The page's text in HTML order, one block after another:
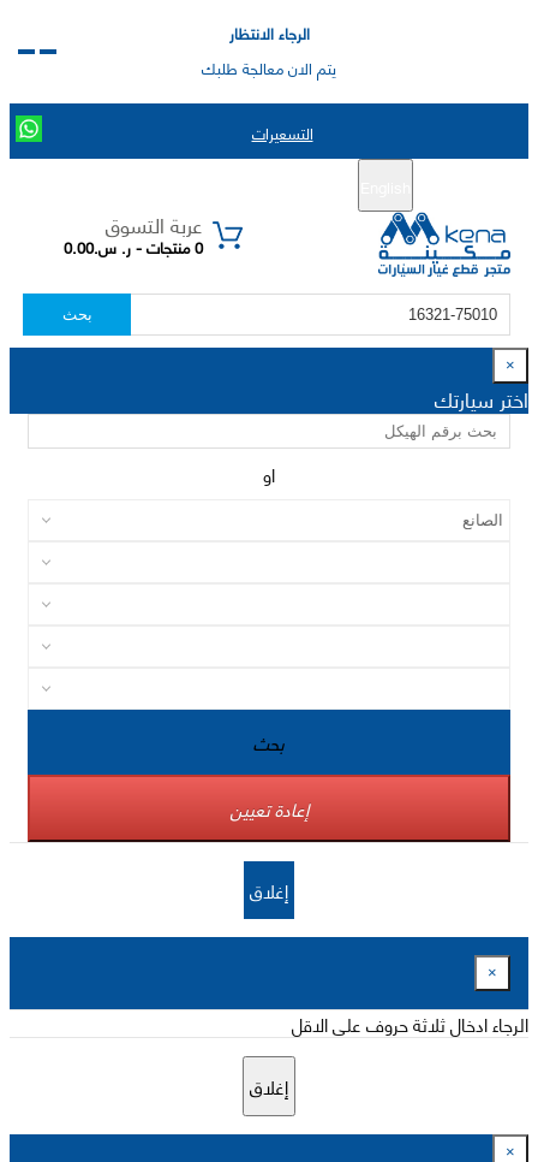
الرجاء الانتظار
يتم الان معالجة طلبك
التسعيرات
عربة التسوق
0 منتجات - ر. س.0.00
بحث
×
اختر سيارتك
او
بحث
إعادة تعيين
إغلاق
×
الرجاء ادخال ثلاثة حروف على الاقل
إغلاق
×